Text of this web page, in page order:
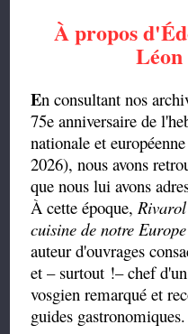
À propos
En consultant nos
75e anniversaire de
nationale et
2026), nous avons
que nous lui avons
À cette époque,Rivarol
cuisine de notre Europe
auteur d'ouvrages
et – surtout !– chef
vosgien remarqué et
guides gastronomiques.